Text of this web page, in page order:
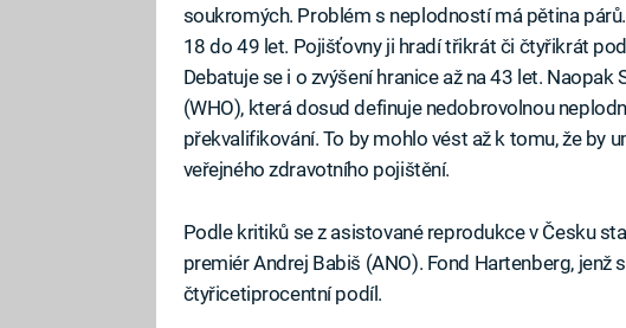
soukromých. Problém s neplodností má pětina
18 do 49 let. Pojišťovny ji hradí třikrát či čtyřikrát
Debatuje se i o zvýšení hranice až na 43 let.
(WHO), která dosud definuje nedobrovolnou
překvalifikování. To by mohlo vést až k tomu, že by
veřejného zdravotního pojištění.
Podle kritiků se z asistované reprodukce v Česku
premiér Andrej Babiš (ANO). Fond Hartenberg, jenž
čtyřicetiprocentní podíl.